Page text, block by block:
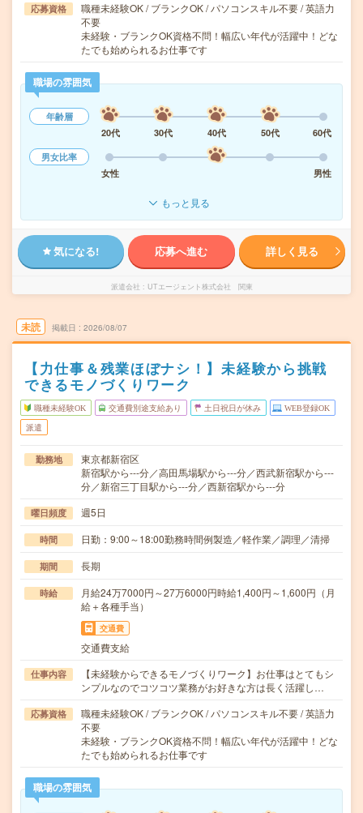
応募資格
職種未経験OK / ブランクOK / パソコンスキル不要 / 英語力
不要
未経験・ブランクOK資格不問！幅広い年代が活躍中！どな
たでも始められるお仕事です
職場の雰囲気
年齢層
20代
30代 40代 50代
60代
男女比率
女性
男性
もっと見る
気になる! 応募へ進む 詳しく見る
派遣会社 UTエージェント株式会社 関東
未読 掲載日 2026/08/07
【力仕事＆残業ほぼナシ！】未経験から挑戦
できるモノづくりワーク
職種未経験OK 交通費別途支給あり 土日祝日が休み WEB登録OK
派遣
勤務地
東京都新宿区
新宿駅から---分／高田馬場駅から---分／西武新宿駅から---
分／新宿三丁目駅から---分／西新宿駅から---分
曜日頻度 週5日
時間 日勤：9:00～18:00勤務時間例製造／軽作業／調理／清掃
期間 長期
時給
月給24万7000円～27万6000円時給1,400円～1,600円（月
給＋各種手当）
交通費
交通費支給
仕事内容
【未経験からできるモノづくりワーク】お仕事はとてもシ
ンプルなのでコツコツ業務がお好きな方は長く活躍し…
応募資格
職種未経験OK / ブランクOK / パソコンスキル不要 / 英語力
不要
未経験・ブランクOK資格不問！幅広い年代が活躍中！どな
たでも始められるお仕事です
職場の雰囲気